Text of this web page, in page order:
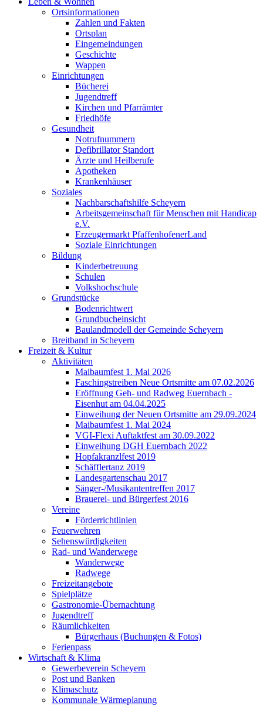
Ortsinformationen
Zahlen und Fakten
Ortsplan
Eingemeindungen
Geschichte
Wappen
Einrichtungen
Bücherei
Jugendtreff
Kirchen und Pfarrämter
Friedhöfe
Gesundheit
Notrufnummern
Defibrillator Standort
Ärzte und Heilberufe
Apotheken
Krankenhäuser
Soziales
Nachbarschaftshilfe Scheyern
Arbeitsgemeinschaft für Menschen mit Handicap
e.V.
Erzeugermarkt PfaffenhofenerLand
Soziale Einrichtungen
Bildung
Kinderbetreuung
Schulen
Volkshochschule
Grundstücke
Bodenrichtwert
Grundbucheinsicht
Baulandmodell der Gemeinde Scheyern
Breitband in Scheyern
Freizeit & Kultur
Aktivitäten
Maibaumfest 1. Mai 2026
Faschingstreiben Neue Ortsmitte am 07.02.2026
Eröffnung Geh- und Radweg Euernbach -
Eisenhut am 04.04.2025
Einweihung der Neuen Ortsmitte am 29.09.2024
Maibaumfest 1. Mai 2024
VGI-Flexi Auftaktfest am 30.09.2022
Einweihung DGH Euernbach 2022
Hopfakranzlfest 2019
Schäfflertanz 2019
Landesgartenschau 2017
Sänger-/Musikantentreffen 2017
Brauerei- und Bürgerfest 2016
Vereine
Förderrichtlinien
Feuerwehren
Sehenswürdigkeiten
Rad- und Wanderwege
Wanderwege
Radwege
Freizeitangebote
Spielplätze
Gastronomie-Übernachtung
Jugendtreff
Räumlichkeiten
Bürgerhaus (Buchungen & Fotos)
Ferienpass
Wirtschaft & Klima
Gewerbeverein Scheyern
Post und Banken
Klimaschutz
Kommunale Wärmeplanung